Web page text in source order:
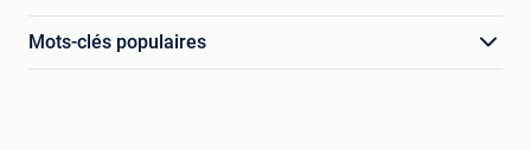
Mots-clés populaires